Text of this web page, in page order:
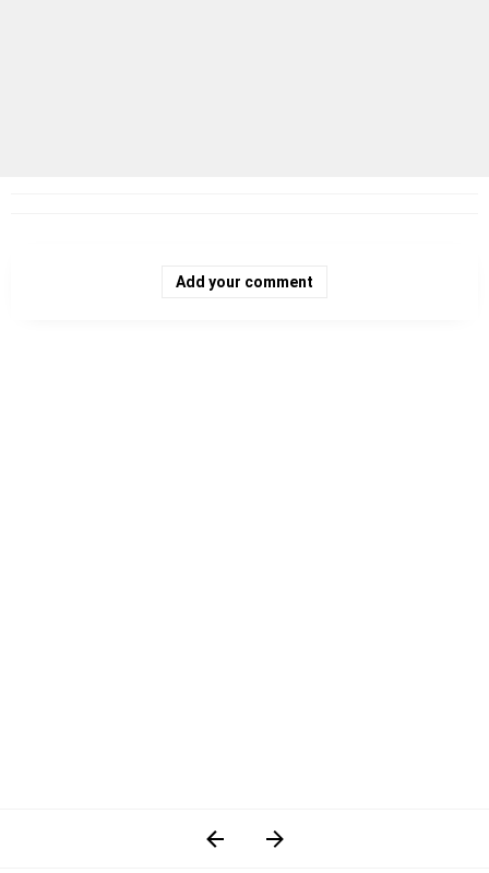
Add your comment